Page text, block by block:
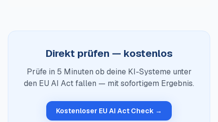
Direkt prüfen — kostenlos
Prüfe in 5 Minuten ob deine KI-Systeme unter
den EU AI Act fallen — mit sofortigem Ergebnis.
Kostenloser EU AI Act Check →